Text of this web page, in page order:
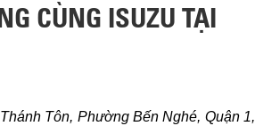
CÙNG ISUZU TẠI
Tôn, Phường Bến Nghé, Quận 1,